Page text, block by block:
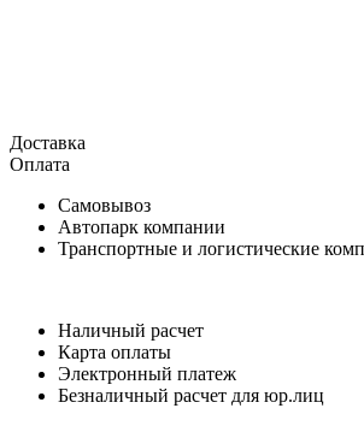
Доставка
Оплата
Самовывоз
Автопарк компании
Транспортные и логистические
Наличный расчет
Карта оплаты
Электронный платеж
Безналичный расчет для юр.лиц